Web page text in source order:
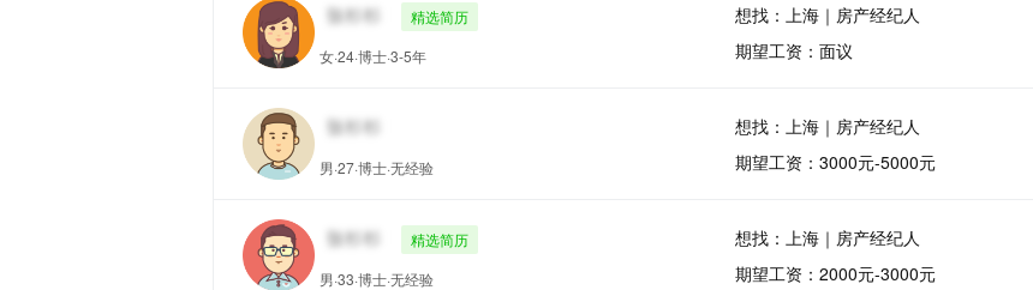
精选简历
女·24·博士·3-5年
想找：上海｜房产经纪人
期望工资：面议
男·27·博士·无经验
想找：上海｜房产经纪人
期望工资：3000元-5000元
精选简历
男·33·博士·无经验
想找：上海｜房产经纪人
期望工资：2000元-3000元